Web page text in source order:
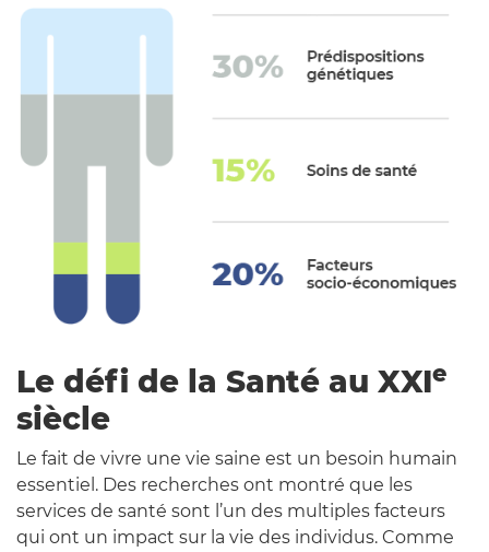
Le défi de la Santé au XXIe
siècle
Le fait de vivre une vie saine est un besoin humain
essentiel. Des recherches ont montré que les
services de santé sont l’un des multiples facteurs
qui ont un impact sur la vie des individus. Comme